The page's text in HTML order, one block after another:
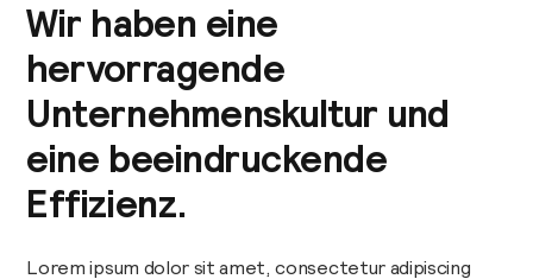
Wir haben eine
hervorragende
Unternehmenskultur und
eine beeindruckende
Effizienz.
Lorem ipsum dolor sit amet, consectetur adipiscing